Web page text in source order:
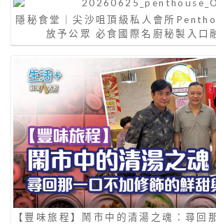
隱秘食堂｜尖沙咀頂級私人會所
放予公眾 必食國際名廚秘製入口
【豐味旅程】鬧市中的清湯之魂：尋回